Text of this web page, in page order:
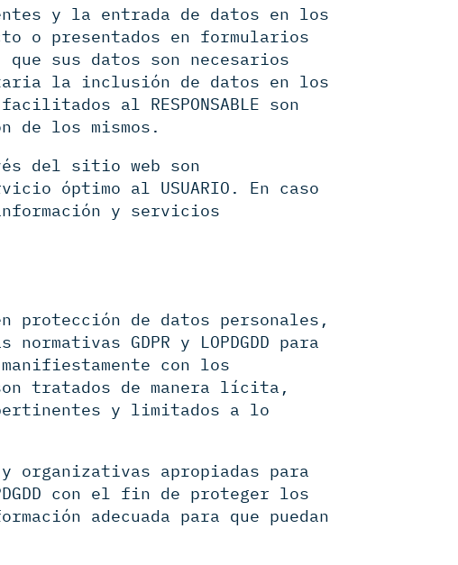
y la entrada de datos en los
o presentados en formularios
sus datos son necesarios
la inclusión de datos en los
al RESPONSABLE son
de los mismos.
del sitio web son
óptimo al USUARIO. En caso
y servicios
protección de datos personales,
GDPR y LOPDGDD para
con los
tratados de manera lícita,
y limitados a lo
y organizativas apropiadas para
con el fin de proteger los
adecuada para que puedan